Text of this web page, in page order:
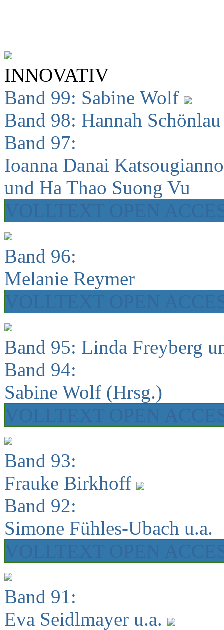
INNOVATIV
Band 99: Sabine Wolf
Band 98: Hannah
Band 97:
Ioanna Danai
und Ha Thao Suong Vu
Band 96:
Melanie Reymer
Band 95: Linda Freyberg
Band 94:
Sabine Wolf (Hrsg.)
Band 93:
Frauke Birkhoff
Band 92:
Simone Fühles-Ubach u.a.
Band 91:
Eva Seidlmayer u.a.